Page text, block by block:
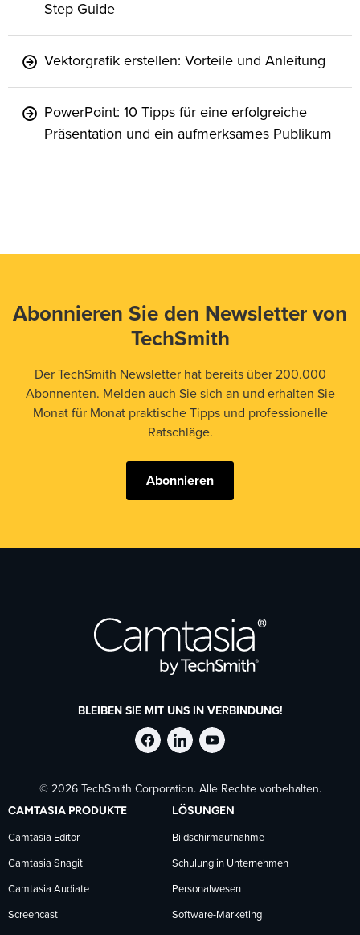
Step Guide
Vektorgrafik erstellen: Vorteile und Anleitung
PowerPoint: 10 Tipps für eine erfolgreiche
Präsentation und ein aufmerksames Publikum
Abonnieren Sie den Newsletter von
TechSmith
Der TechSmith Newsletter hat bereits über 200.000
Abonnenten. Melden auch Sie sich an und erhalten Sie
Monat für Monat praktische Tipps und professionelle
Ratschläge.
Abonnieren
BLEIBEN SIE MIT UNS IN VERBINDUNG!
TechSmith
auf
Facebook
folgen
TechSmith
auf
LinkedIn
folgen
TechSmith
auf
YouTube
folgen
© 2026 TechSmith Corporation. Alle Rechte vorbehalten.
CAMTASIA PRODUKTE
Camtasia Editor
Camtasia Snagit
Camtasia Audiate
Screencast
LÖSUNGEN
Bildschirmaufnahme
Schulung in Unternehmen
Personalwesen
Software-Marketing